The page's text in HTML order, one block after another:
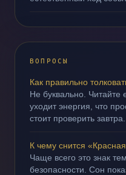
ВОПРОСЫ
Как правильно
Не буквально. Читайте
уходит энергия, что
стоит проверить завтра.
К чему снится
Чаще всего это знак
безопасности. Сон